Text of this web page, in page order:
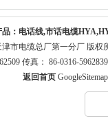
： 电话线,市话电缆
津市电缆总厂第一分厂 版权
传真： 86-0316-
返回首页 GoogleSitemap